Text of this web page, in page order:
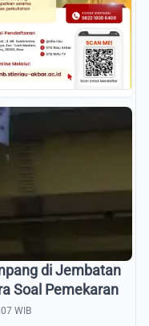
di Jembatan
Soal Pemekaran
WIB